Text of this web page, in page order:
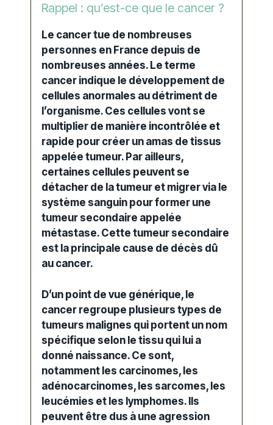
Rappel : qu’est-ce que le cancer ?
Le cancertue de nombreuses
personnes en France depuis de
nombreuses années. Le terme
cancer indique le développement de
cellules anormales au détriment de
l’organisme. Ces cellules vont se
multiplier de manière incontrôlée et
rapide pour créer un amas de tissus
appeléetumeur. Par ailleurs,
certaines cellules peuvent se
détacher de la tumeur et migrer via le
système sanguin pour former une
tumeur secondaire appelée
métastase. Cette tumeur secondaire
est la principale cause de décès dû
au cancer.
D’un point de vue générique, le
cancer regroupe plusieurs types de
tumeurs malignes qui portent un nom
spécifique selon le tissu qui lui a
donné naissance. Ce sont,
notamment les carcinomes, les
adénocarcinomes, les sarcomes, les
leucémies et les lymphomes. Ils
peuvent être dus à une agression